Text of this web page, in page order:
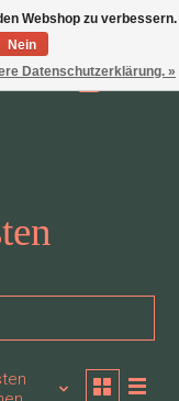
Wunschzettel
Ihr
Webshop zu verbessern.
Nein
Datenschutzerklärung. »